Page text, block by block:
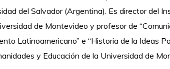
del Salvador (Argentina). Es director del
de Montevideo y profesor de
Latinoamericano” e “Historia de la Ideas
y Educación de la Universidad de